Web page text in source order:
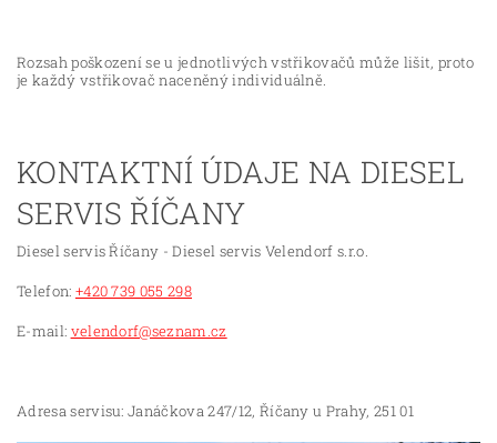
Rozsah poškození se u jednotlivých vstřikovačů může lišit, proto
je každý vstřikovač naceněný individuálně.
KONTAKTNÍ ÚDAJE NA DIESEL
SERVIS ŘÍČANY
Diesel servis Říčany - Diesel servis Velendorf s.r.o.
Telefon: +420 739 055 298
E-mail: velendorf@seznam.cz
Adresa servisu: Janáčkova 247/12, Říčany u Prahy, 251 01